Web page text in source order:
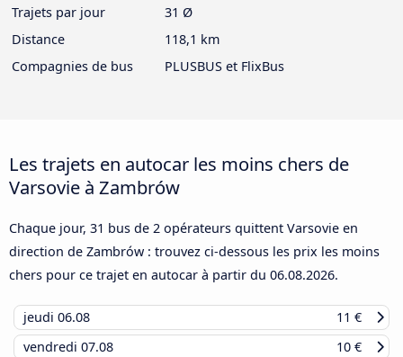
Trajets par jour
31 Ø
Distance
118,1 km
Compagnies de bus
PLUSBUS et FlixBus
Les trajets en autocar les moins chers de
Varsovie à Zambrów
Chaque jour, 31 bus de 2 opérateurs quittent Varsovie en
direction de Zambrów : trouvez ci-dessous les prix les moins
chers pour ce trajet en autocar à partir du 06.08.2026.
jeudi 06.08
11 €
vendredi 07.08
10 €